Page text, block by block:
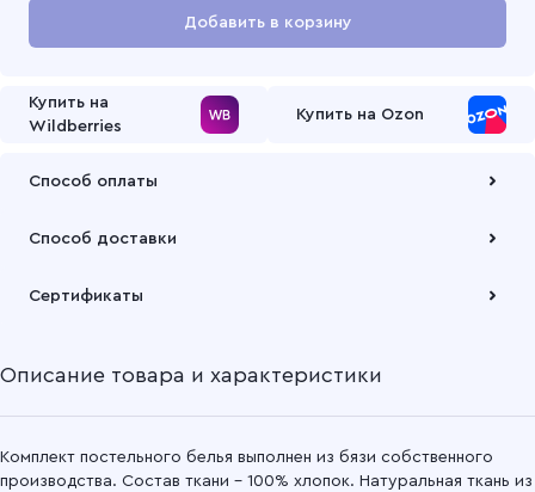
Добавить в корзину
Купить на
Wildberries
Купить на Ozon
Способ оплаты
Способ доставки
наших складов или через транспортную компанию на Ваш
Подробнее
Сертификаты
Описание товара и характеристики
Комплект постельного белья выполнен из бязи собственного
производства. Состав ткани – 100% хлопок. Натуральная ткань из